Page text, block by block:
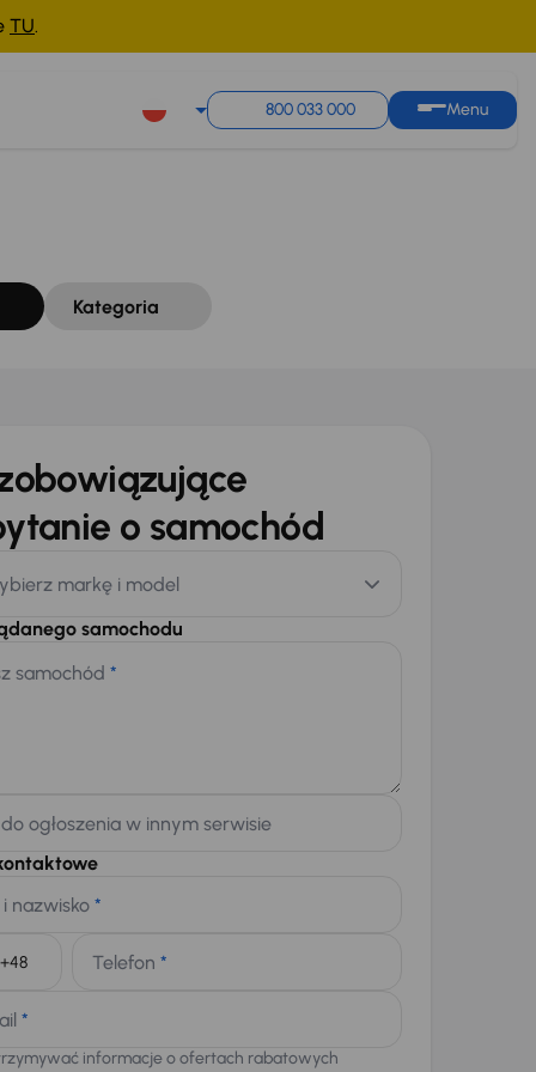
TU.
800 033 000 Menu
Kategoria
o samochód
markę i model
samochodu
samochód *
ogłoszenia w innym serwisie
nazwisko *
Telefon *
*
informacje o ofertach rabatowych